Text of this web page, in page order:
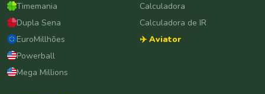
Timemania
Dupla Sena
EuroMillhões
Powerball
Mega Millions
Calculadora
Calculadora de IR
✈️ Aviator